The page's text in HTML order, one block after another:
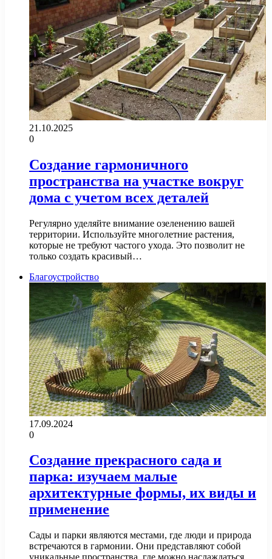
21.10.2025
0
Создание гармоничного
пространства на участке вокруг
дома с учетом всех деталей
Регулярно уделяйте внимание озеленению вашей
территории. Используйте многолетние растения,
которые не требуют частого ухода. Это позволит не
только создать красивый…
Благоустройство
17.09.2024
0
Создание прекрасного сада и
парка: изучаем малые
архитектурные формы, их виды и
применение
Сады и парки являются местами, где люди и природа
встречаются в гармонии. Они представляют собой